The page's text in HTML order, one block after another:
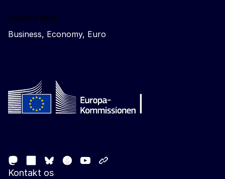
Related sites
Business, Economy, Euro
MastodonLinkedIn
Bluesky
Facebook
Youtube
Kontakt os